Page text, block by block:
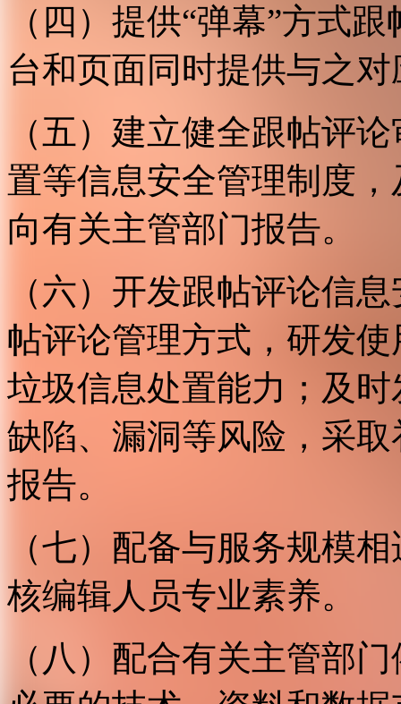
（四）提供“弹幕”方式
台和页面同时提供与之
（五）建立健全跟帖评
置等信息安全管理制度
向有关主管部门报告。
（六）开发跟帖评论信
帖评论管理方式，研发
垃圾信息处置能力；及
缺陷、漏洞等风险，采
报告。
（七）配备与服务规模
核编辑人员专业素养。
（八）配合有关主管部